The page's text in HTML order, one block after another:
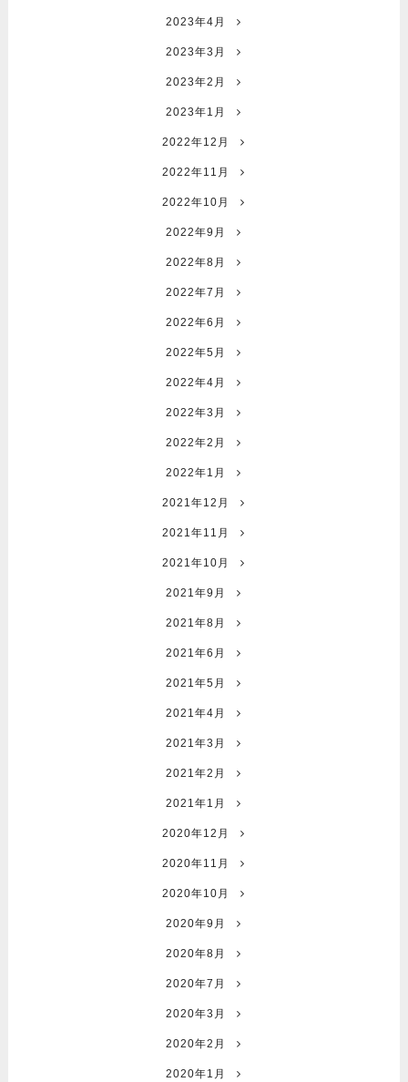
2023年4月
2023年3月
2023年2月
2023年1月
2022年12月
2022年11月
2022年10月
2022年9月
2022年8月
2022年7月
2022年6月
2022年5月
2022年4月
2022年3月
2022年2月
2022年1月
2021年12月
2021年11月
2021年10月
2021年9月
2021年8月
2021年6月
2021年5月
2021年4月
2021年3月
2021年2月
2021年1月
2020年12月
2020年11月
2020年10月
2020年9月
2020年8月
2020年7月
2020年3月
2020年2月
2020年1月